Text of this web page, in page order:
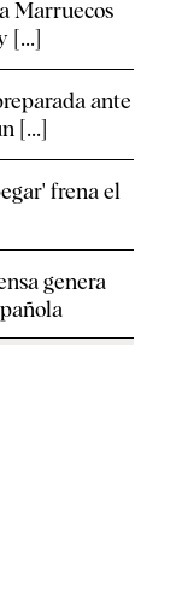
Marruecos
[...]
ante
[...]
frena el
genera